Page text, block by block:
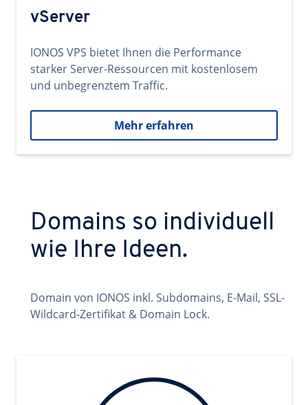
vServer
IONOS VPS bietet Ihnen die Performance
starker Server-Ressourcen mit kostenlosem
und unbegrenztem Traffic.
Mehr erfahren
Domains so individuell
wie Ihre Ideen.
Domain von IONOS inkl. Subdomains, E-Mail, SSL-
Wildcard-Zertifikat & Domain Lock.